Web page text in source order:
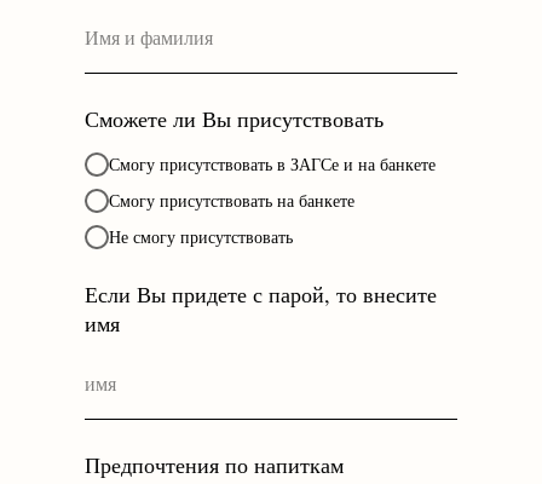
Сможете ли Вы присутствовать
Смогу присутствовать в ЗАГСе и на банкете
Смогу присутствовать на банкете
Не смогу присутствовать
Если Вы придете с парой, то внесите
имя
Предпочтения по напиткам